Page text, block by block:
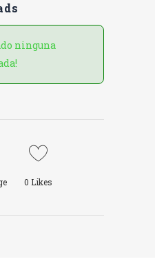
ninguna
0 Likes